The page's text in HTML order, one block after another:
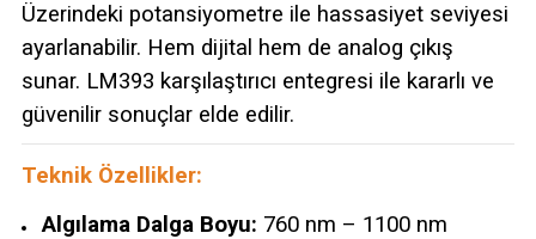
Üzerindeki potansiyometre ile hassasiyet seviyesi
ayarlanabilir. Hem dijital hem de analog çıkış
sunar. LM393 karşılaştırıcı entegresi ile kararlı ve
güvenilir sonuçlar elde edilir.
Teknik Özellikler:
Algılama Dalga Boyu: 760 nm – 1100 nm